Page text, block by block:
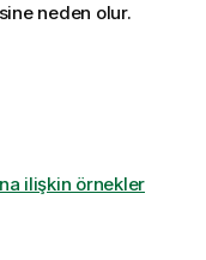
neden olur.
ilişkin örnekler